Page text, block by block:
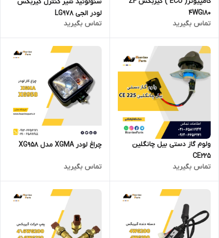
4WG180
تماس بگیرید
لودر الجی LG978
تماس بگیرید
ولوم گاز دستی بیل چانگلین
CE225
تماس بگیرید
چراغ لودر XGMA مدل XG958
تماس بگیرید